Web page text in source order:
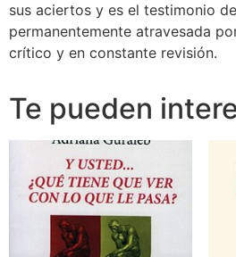
sus aciertos y es el testimonio
permanentemente atravesada
crítico y en constante revisión.
Te pueden